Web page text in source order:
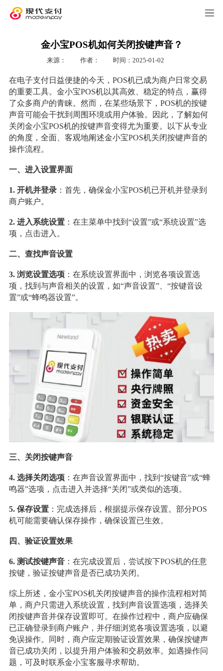
金小宝POS机如何关闭按键声音？
来源： 作者： 时间：2025-01-02
在电子支付日益便捷的今天，POS机已成为商户日常交易
的重要工具。金小宝POS机以其高效、稳定的特点，赢得
了众多商户的青睐。然而，在某些场景下，POS机的按键
声音可能会干扰到周围环境或用户体验。因此，了解如何
关闭金小宝POS机的按键声音变得尤为重要。以下从专业
的角度，全面、客观地阐述金小宝POS机关闭按键声音的
操作流程。
一、进入设置界面
1. 开机并登录：首先，确保金小宝POS机已开机并登录到
商户账户。
2. 进入系统设置：在主菜单中找到“设置”或“系统设置”选
项，点击进入。
二、查找声音设置
3. 浏览设置选项：在系统设置界面中，浏览各项设置选
项，找到与声音相关的设置，如“声音设置”、“按键音设
置”或“蜂鸣器设置”。
三、关闭按键声音
4. 选择关闭选项：在声音设置界面中，找到“按键音”或“蜂
鸣器”选项，点击进入并选择“关闭”或类似的选项。
5. 保存设置：完成选择后，根据提示保存设置。部分POS
机可能需要确认保存操作，确保设置已生效。
四、验证设置效果
6. 测试按键声音：在完成设置后，尝试按下POS机的任意
按键，验证按键声音是否已成功关闭。
综上所述，金小宝POS机关闭按键声音的操作流程相对简
单，商户只需进入系统设置，找到声音设置选项，选择关
闭按键声音并保存设置即可。在操作过程中，商户应确保
已正确登录到商户账户，并仔细浏览各项设置选项，以避
免误操作。同时，商户应定期验证设置效果，确保按键声
音已成功关闭，以提升用户体验和交易效率。如遇操作问
题，可及时联系金小宝客服寻求帮助。